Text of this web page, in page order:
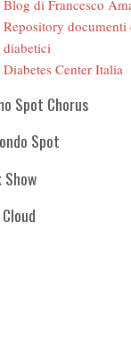
Blog di Francesco
Repository
diabetici
Diabetes Center Italia
Spot Chorus
Spot
Show